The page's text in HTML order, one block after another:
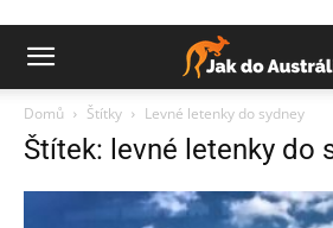
Domů Štítky Levné letenky do sydney
Štítek: levné letenky do